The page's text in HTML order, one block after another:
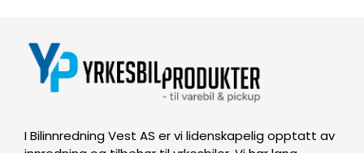
I Bilinnredning Vest AS er vi lidenskapelig opptatt av